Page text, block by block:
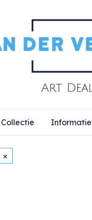
Collectie Informatie
×